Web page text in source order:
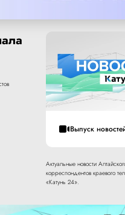
Выпуск
Актуальные новости
корреспондентов краевого
«Катунь 24».